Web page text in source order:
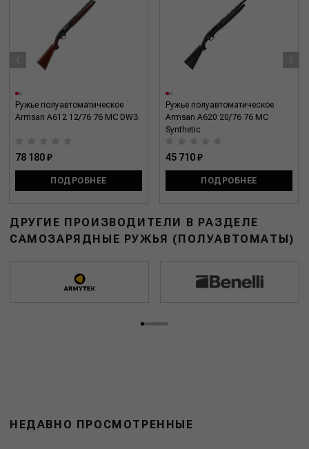
Ружье полуавтоматическое
Armsan A612 12/76 76 MC DW3
78 180 ₽
ПОДРОБНЕЕ
Ружье полуавтоматическое
Armsan A620 20/76 76 MC
Synthetic
45 710 ₽
ПОДРОБНЕЕ
‹ ›
ДРУГИЕ ПРОИЗВОДИТЕЛИ В РАЗДЕЛЕ
САМОЗАРЯДНЫЕ РУЖЬЯ (ПОЛУАВТОМАТЫ)
НЕДАВНО ПРОСМОТРЕННЫЕ